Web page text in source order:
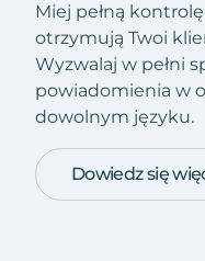
Miej pełną
otrzymują Twoi
Wyzwalaj w pełni
powiadomienia w
dowolnym języku.
Dowiedz się